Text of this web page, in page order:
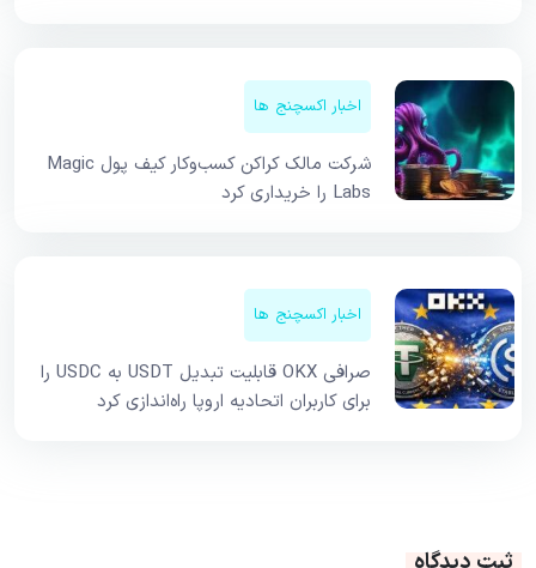
اخبار اکسچنج ها
شرکت مالک کراکن کسب‌وکار کیف پول Magic
Labs را خریداری کرد
اخبار اکسچنج ها
صرافی OKX قابلیت تبدیل USDT به USDC را
برای کاربران اتحادیه اروپا راه‌اندازی کرد